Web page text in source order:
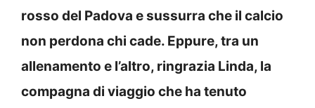
rosso del Padova e sussurra che il calcio
non perdona chi cade. Eppure, tra un
allenamento e l’altro, ringrazia Linda, la
compagna di viaggio che ha tenuto